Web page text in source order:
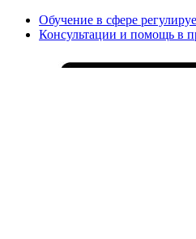
Обучение в сфере
Консультации и помощь в